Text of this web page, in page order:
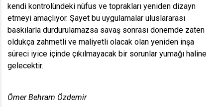
kendi kontrolündeki nüfus ve toprakları yeniden dizayn
etmeyi amaçlıyor. Şayet bu uygulamalar uluslararası
baskılarla durdurulamazsa savaş sonrası dönemde zaten
oldukça zahmetli ve maliyetli olacak olan yeniden inşa
süreci iyice içinde çıkılmayacak bir sorunlar yumağı haline
gelecektir.
Ömer Behram Özdemir